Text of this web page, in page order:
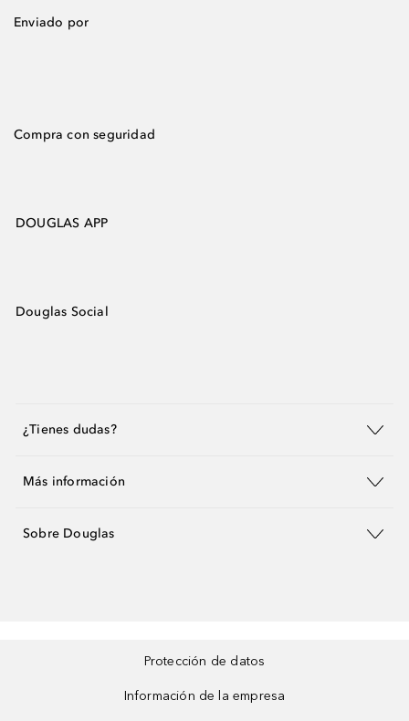
Enviado por
Compra con seguridad
DOUGLAS APP
Douglas Social
¿Tienes dudas?
Más información
Sobre Douglas
Protección de datos
Información de la empresa